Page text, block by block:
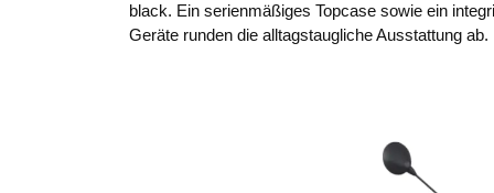
black. Ein serienmäßiges Topcase sowie ein
Geräte runden die alltagstaugliche Ausstattung ab.